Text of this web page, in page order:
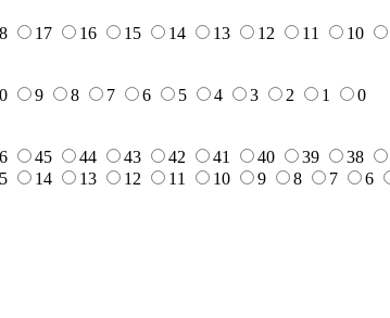
17 16 15 14 13 12 11 10
9 8 7 6 5 4 3 2 1 0
45 44 43 42 41 40 39 38
14 13 12 11 10 9 8 7 6